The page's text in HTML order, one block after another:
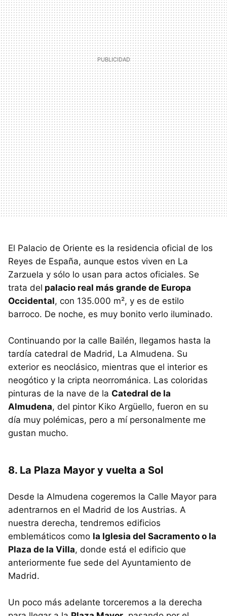
El Palacio de Oriente es la residencia oficial de los
Reyes de España, aunque estos viven en La
Zarzuela y sólo lo usan para actos oficiales. Se
trata del palacio real más grande de Europa
Occidental, con 135.000 m², y es de estilo
barroco. De noche, es muy bonito verlo iluminado.
Continuando por la calle Bailén, llegamos hasta la
tardía catedral de Madrid, La Almudena. Su
exterior es neoclásico, mientras que el interior es
neogótico y la cripta neorrománica. Las coloridas
pinturas de la nave de la Catedral de la
Almudena, del pintor Kiko Argüello, fueron en su
día muy polémicas, pero a mí personalmente me
gustan mucho.
8. La Plaza Mayor y vuelta a Sol
Desde la Almudena cogeremos la Calle Mayor para
adentrarnos en el Madrid de los Austrias. A
nuestra derecha, tendremos edificios
emblemáticos como la Iglesia del Sacramento o la
Plaza de la Villa, donde está el edificio que
anteriormente fue sede del Ayuntamiento de
Madrid.
Un poco más adelante torceremos a la derecha